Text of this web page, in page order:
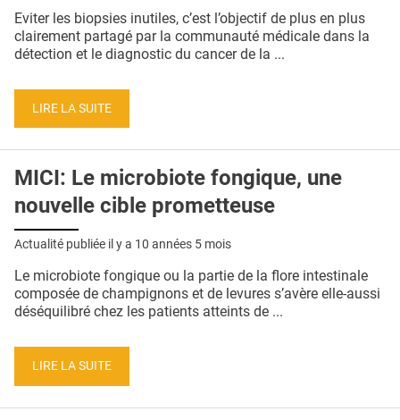
Eviter les biopsies inutiles, c’est l’objectif de plus en plus
clairement partagé par la communauté médicale dans la
détection et le diagnostic du cancer de la ...
LIRE LA SUITE
MICI: Le microbiote fongique, une
nouvelle cible prometteuse
Actualité publiée il y a 10 années 5 mois
Le microbiote fongique ou la partie de la flore intestinale
composée de champignons et de levures s’avère elle-aussi
déséquilibré chez les patients atteints de ...
LIRE LA SUITE